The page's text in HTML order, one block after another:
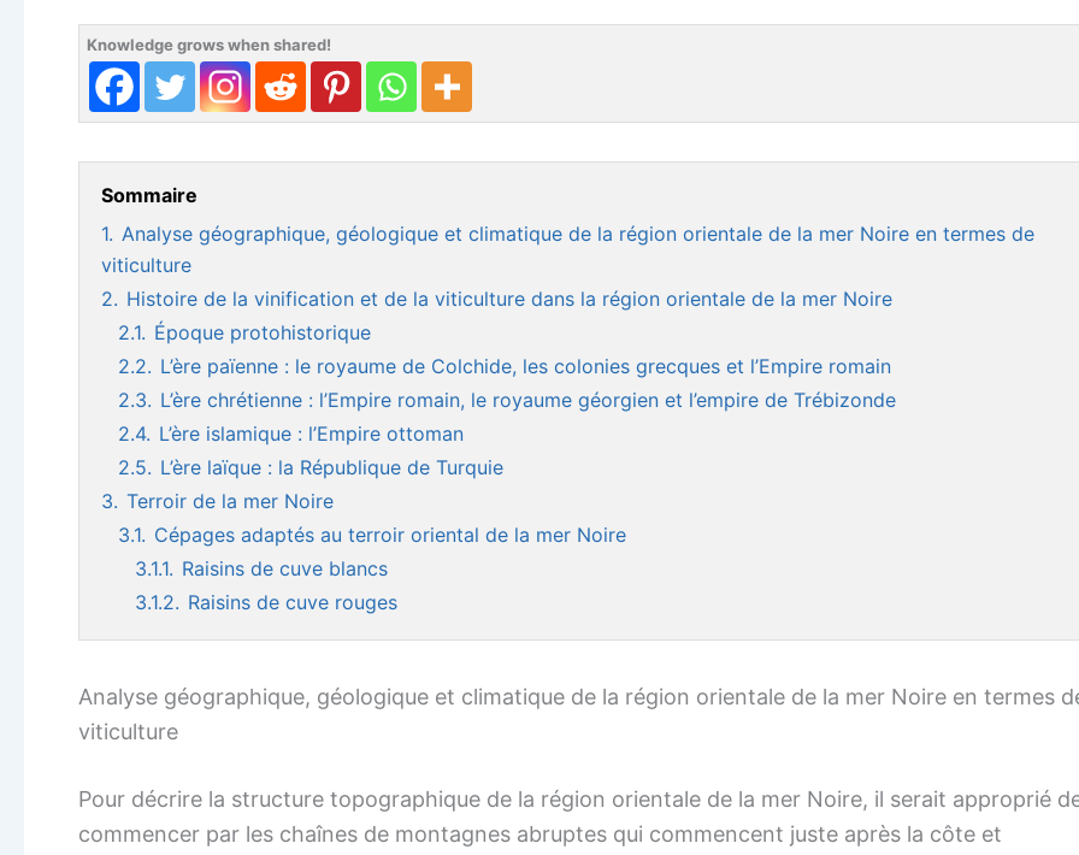
Knowledge grows when shared!
Sommaire
1. Analyse géographique, géologique et climatique de la région orientale de la mer Noire en termes de
viticulture
2. Histoire de la vinification et de la viticulture dans la région orientale de la mer Noire
2.1. Époque protohistorique
2.2. L’ère païenne : le royaume de Colchide, les colonies grecques et l’Empire romain
2.3. L’ère chrétienne : l’Empire romain, le royaume géorgien et l’empire de Trébizonde
2.4. L’ère islamique : l’Empire ottoman
2.5. L’ère laïque : la République de Turquie
3. Terroir de la mer Noire
3.1. Cépages adaptés au terroir oriental de la mer Noire
3.1.1. Raisins de cuve blancs
3.1.2. Raisins de cuve rouges
Analyse géographique, géologique et climatique de la région orientale de la mer Noire en termes
viticulture
Pour décrire la structure topographique de la région orientale de la mer Noire, il serait approprié
commencer par les chaînes de montagnes abruptes qui commencent juste après la côte et